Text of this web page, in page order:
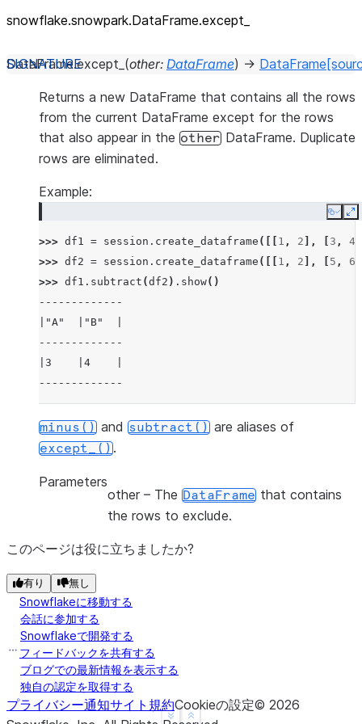
snowflake.snowpark.DataFrame.except_
DataFrame.except_ (other: DataFrame) → DataFrame
Returns a new DataFrame that contains all the rows
from the current DataFrame except for the rows
that also appear in the other DataFrame. Duplicate
rows are eliminated.
Example:
Copy
>>> df1 = session . create_dataframe ([[ 1 , 2 ], 3 , 4
>>> df2 = session . create_dataframe ([[ 1 , 2 ], 5 , 6
>>> df1 . subtract (df2 ) . show()
-------------
|"A"  |"B"  |
-------------
|3    |4    |
-------------
Show less
See more
minus() and subtract() are aliases of
except_().
Parameters
other – The DataFrame that contains
the rows to exclude.
このページは役に立ちましたか?
有り 無し
Snowflakeに移動する
会話に参加する
Snowflakeで開発する
フィードバックを共有する
ブログでの最新情報を表示する
独自の認定を取得する
プライバシー通知サイト規約Cookieの設定© 2026